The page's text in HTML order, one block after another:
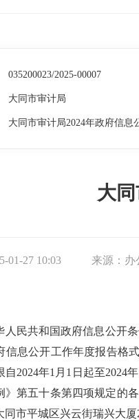
035200023/2025-00007
大同市审计局
大同市审计局2024年政府信息
大
01-27 10:03 来源： 办
人民共和国政府信息公开
信息公开工作年度报告格
自2024年1月1日起至2024
》第五十条第四项规定的
市平城区兴云街瑞兴大厦